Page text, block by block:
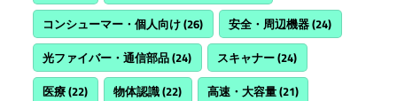
コンシューマー・個人向け(26) 安全・周辺機器(24)
光ファイバー・通信部品(24) スキャナー(24)
医療(22) 物体認識(22) 高速・大容量(21)